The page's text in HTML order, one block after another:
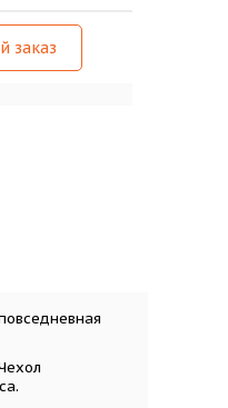
заказ